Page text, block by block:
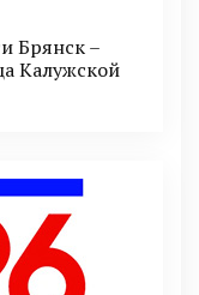
Брянск –
Калужской